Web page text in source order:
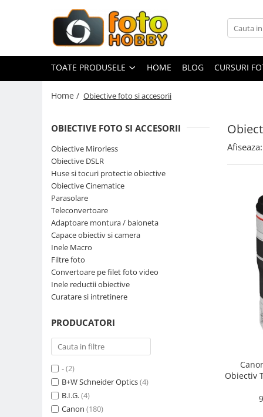
Toate Produsele
Aparate Foto
Aparate Foto Mirrorless
Aparate Foto DSLR
Aparate foto instant
Aparate foto pe film
Cursuri foto
Obiective foto si accesorii
Obiective Mirorless
Obiective DSLR
Huse si tocuri protectie obiective
Obiective Cinematice
Parasolare
Teleconvertoare
Filtre tip Cokin
TOATE PRODUSELE HOME BLOG CURSURI
Home / Obiective foto si accesorii
OBIECTIVE FOTO SI ACCESORII
Obiective Mirorless
Obiective DSLR
Huse si tocuri protectie obiective
Obiective Cinematice
Parasolare
Teleconvertoare
Adaptoare montura / baioneta
Capace obiectiv si camera
Inele Macro
Filtre foto
Convertoare pe filet foto video
Inele reductii obiective
Curatare si intretinere
PRODUCATORI
-(2)
B+W Schneider Optics(4)
B.I.G.(4)
Canon (180)
Afiseaza:
Obiectiv